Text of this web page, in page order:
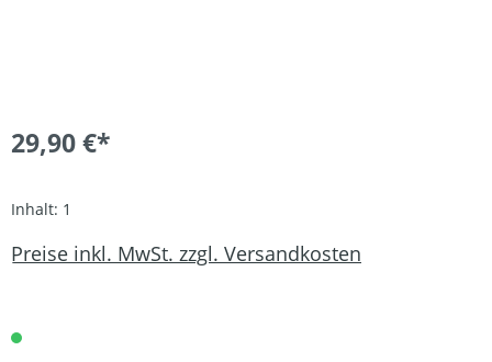
29,90 €*
Inhalt: 1
Preise inkl. MwSt. zzgl. Versandkosten